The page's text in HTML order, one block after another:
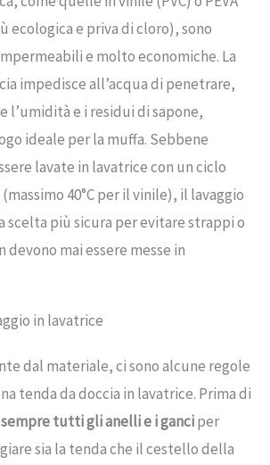
ecologica e priva di cloro), sono
e molto economiche. La
impedisce all’acqua di penetrare,
l’umidità e i residui di sapone,
ideale per la muffa. Sebbene
lavate in lavatrice con un ciclo
40°C per il vinile), il lavaggio
scelta più sicura per evitare strappi o
devono mai essere messe in
in lavatrice
dal materiale, ci sono alcune regole
tenda da doccia in lavatrice. Prima di
tutti gli anelli e i ganciper
sia la tenda che il cestello della